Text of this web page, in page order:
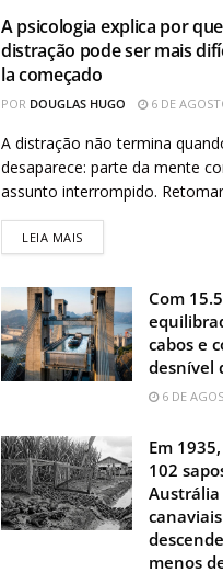
A psicologia explica por
distração pode ser mais
la começado
POR DOUGLAS HUGO 6 DE
A distração não termina
desaparece: parte da mente
assunto interrompido.
LEIA MAIS
Com
cabos e
desnível
6 DE
Em
102
Austrália
menos